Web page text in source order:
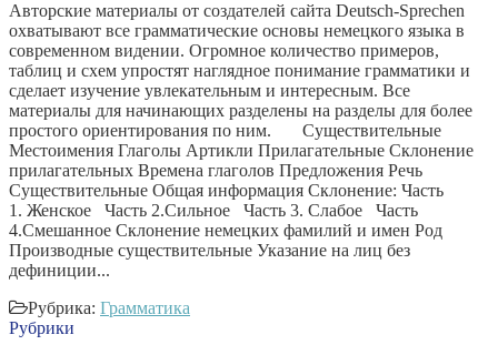
Авторские материалы от создателей сайта Deutsch-Sprechen
охватывают все грамматические основы немецкого языка в
современном видении. Огромное количество примеров,
таблиц и схем упростят наглядное понимание грамматики и
сделает изучение увлекательным и интересным. Все
материалы для начинающих разделены на разделы для более
простого ориентирования по ним. Существительные
Местоимения Глаголы Артикли Прилагательные Склонение
прилагательных Времена глаголов Предложения Речь
Существительные Общая информация Склонение: Часть
1. Женское Часть 2.Сильное Часть 3. Слабое Часть
4.Смешанное Склонение немецких фамилий и имен Род
Производные существительные Указание на лиц без
дефиниции...
Рубрика: Грамматика
Рубрики